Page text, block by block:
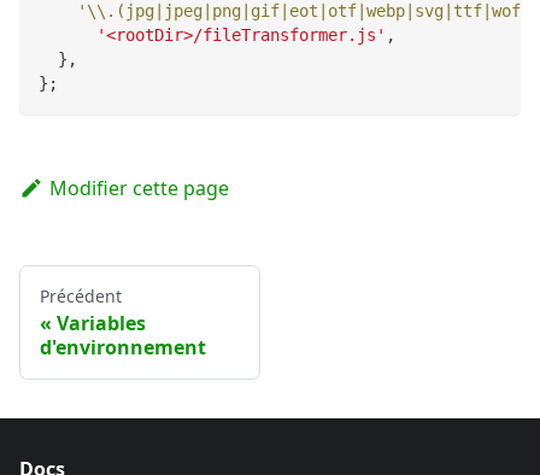
'<rootDir>/fileTransformer.js' ,
} ,
} ;
Modifier cette page
Précédent
Variables
d'environnement
Docs